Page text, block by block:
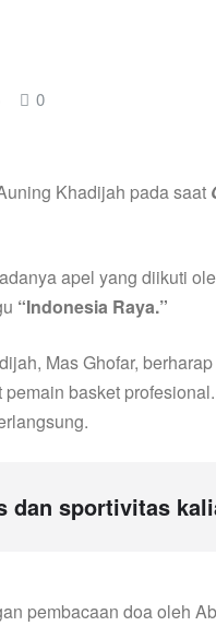
0
Khadijah pada saat
apel yang diikuti
“Indonesia Raya.”
Mas Ghofar,
basket
dan sportivitas
pembacaan doa oleh